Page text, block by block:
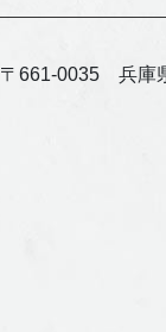
〒661-0035 兵庫